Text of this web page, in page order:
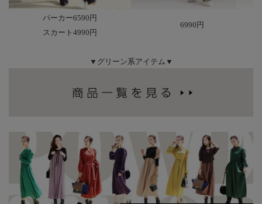
パーカー6590円
スカート4990円
6990円
▼グリーン系アイテム▼